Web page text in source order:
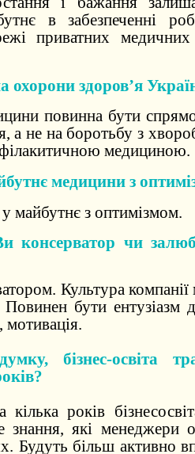
в забезпеченні
приватних медичних
охорони здоров’я
повинна бути
а не на боротьбу з
медициною.
медицини з
майбутнє з оптимізмом.
консерватор чи
Культура
Повинен бути ентузіазм
мотивація.
бізнес-освіта
років
знання, які менеджери
Будуть більш активно